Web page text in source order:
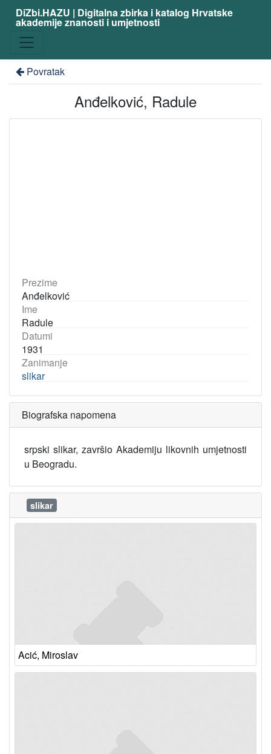
DiZbi.HAZU | Digitalna zbirka i katalog Hrvatske
akademije znanosti i umjetnosti
Povratak
Anđelković, Radule
Prezime
Anđelković
Ime
Radule
Datumi
1931
Zanimanje
slikar
Biografska napomena
srpski slikar, završio Akademiju likovnih umjetnosti
u Beogradu.
slikar
Acić, Miroslav